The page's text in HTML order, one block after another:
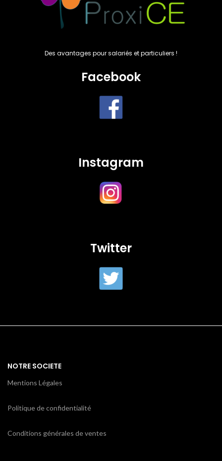
Des avantages pour salariés et particuliers !
Facebook
Instagram
Twitter
NOTRE SOCIETE
Mentions Légales
Politique de confidentialité
Conditions générales de ventes